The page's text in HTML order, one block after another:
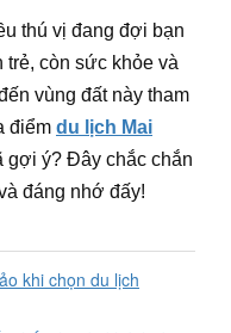
thú vị đang đợi bạn
trẻ, còn sức khỏe và
vùng đất này tham
điểm du lịch Mai
gợi ý? Đây chắc chắn
đáng nhớ đấy!
khi chọn du lịch